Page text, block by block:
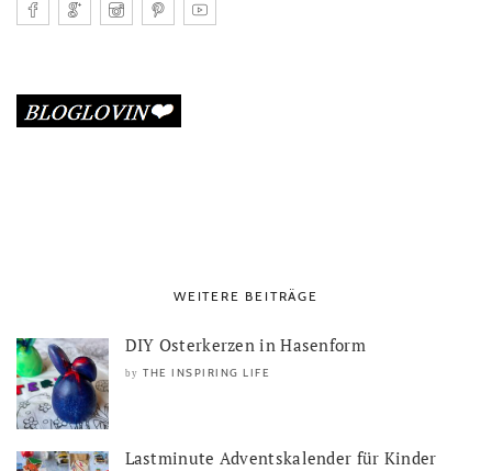
WEITERE BEITRÄGE
DIY Osterkerzen in Hasenform
by THE INSPIRING LIFE
Lastminute Adventskalender für Kinder